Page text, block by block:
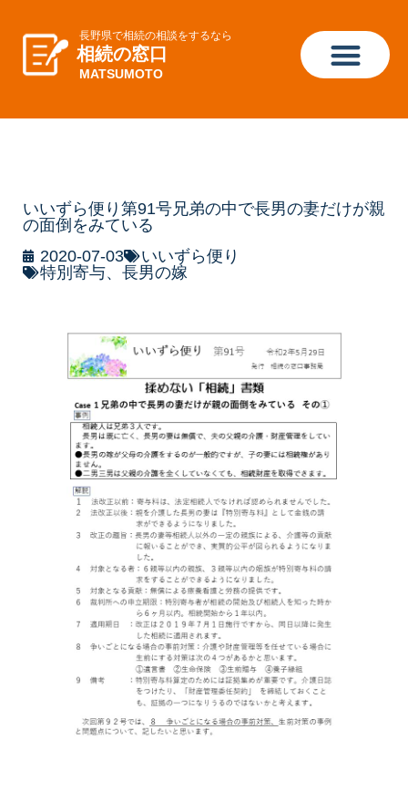
長野県で相続の相談をするなら
相続の窓口
MATSUMOTO
いいずら便り第91号兄弟の中で長男の妻だけが親
の面倒をみている
2020-07-03
いいずら便り
特別寄与、長男の嫁